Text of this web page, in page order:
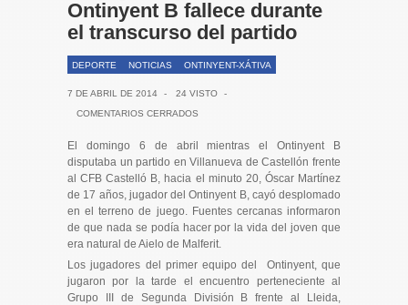
Ontinyent B fallece durante
el transcurso del partido
DEPORTE NOTICIAS ONTINYENT-XÁTIVA
7 DE ABRIL DE 2014 - 24 VISTO
-
COMENTARIOS CERRADOS
El domingo 6 de abril mientras el Ontinyent B
disputaba un partido en Villanueva de Castellón frente
al CFB Castelló B, hacia el minuto 20, Óscar Martínez
de 17 años, jugador del Ontinyent B, cayó desplomado
en el terreno de juego. Fuentes cercanas informaron
de que nada se podía hacer por la vida del joven que
era natural de Aielo de Malferit.
Los jugadores del primer equipo del Ontinyent, que
jugaron por la tarde el encuentro perteneciente al
Grupo III de Segunda División B frente al Lleida,